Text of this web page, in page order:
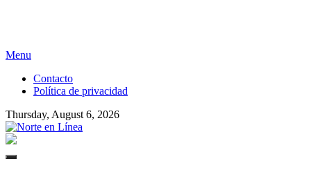
Skip
content
Menu
Contacto
Política de privacidad
Thursday, August 6, 2026
Primary